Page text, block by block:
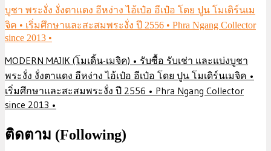
MODERN MAJIK (โมเดิ้น-เมจิค) • รับซื้อ รับเช่า และแบ่งบูชา
พระงั่ง งั่งตาแดง อีหง่าง ไอ้เป๋อ อีเป๋อ โดย ปูน โมเดิร์นเมจิค •
เริ่มศึกษาและสะสมพระงั่ง ปี 2556 • Phra Ngang Collector
since 2013 •
ติดตาม (Following)